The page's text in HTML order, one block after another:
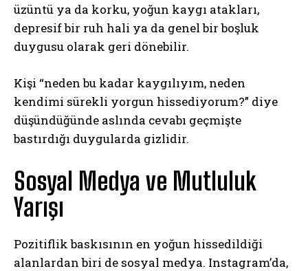
üzüntü ya da korku, yoğun kaygı atakları,
depresif bir ruh hali ya da genel bir boşluk
duygusu olarak geri dönebilir.
Kişi “neden bu kadar kaygılıyım, neden
kendimi sürekli yorgun hissediyorum?” diye
düşündüğünde aslında cevabı geçmişte
bastırdığı duygularda gizlidir.
Sosyal Medya ve Mutluluk
Yarışı
Pozitiflik baskısının en yoğun hissedildiği
alanlardan biri de sosyal medya. Instagram’da,